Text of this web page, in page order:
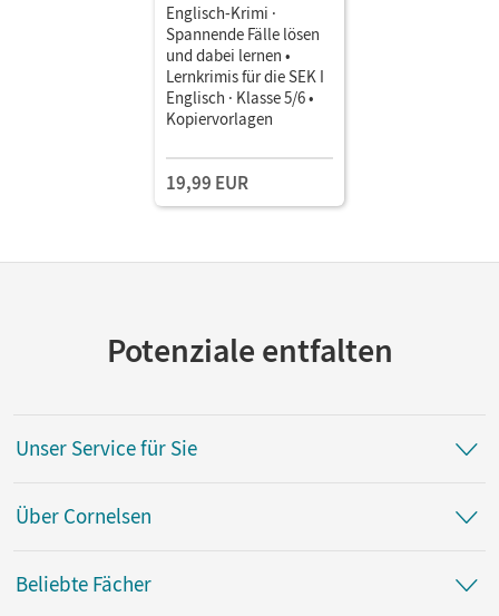
Englisch-Krimi ·
Spannende Fälle lösen
und dabei lernen •
Lernkrimis für die SEK I
Englisch · Klasse 5/6 •
Kopiervorlagen
19,99 EUR
Potenziale entfalten
Unser Service für Sie
Über Cornelsen
Beliebte Fächer